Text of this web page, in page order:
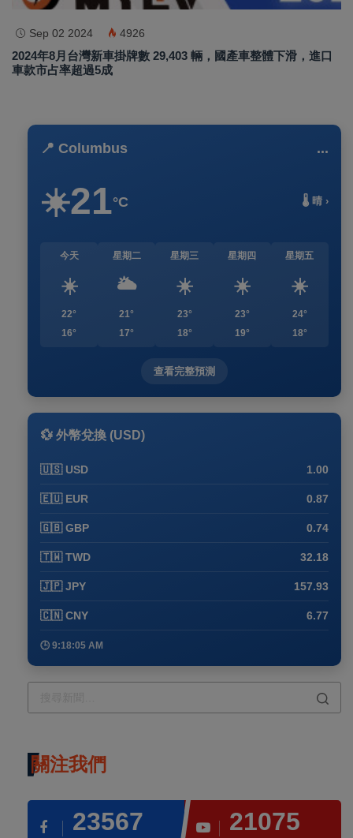
Sep 02 2024 4926
2024年8月台灣新車掛牌數 29,403 輛，國產車整體下滑，進口
車款市占率超過5成
📍 Columbus ...
☀️21°C 🌡️ 晴 ›
今天
☀️
22°
16°
星期二
🌥️
21°
17°
星期三
☀️
23°
18°
星期四
☀️
23°
19°
星期五
☀️
24°
18°
查看完整預測
💱 外幣兌換 (USD)
🇺🇸 USD 1.00
🇪🇺 EUR 0.87
🇬🇧 GBP 0.74
🇹🇼 TWD 32.18
🇯🇵 JPY 157.93
🇨🇳 CNY 6.77
🕒 9:18:05 AM
關注我們
23567 21075